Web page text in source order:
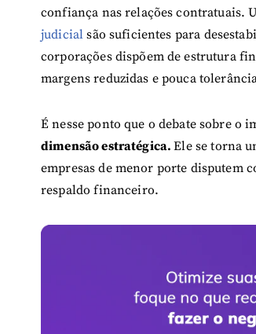
confiança nas relações contratuais.
judicial são suficientes para
corporações dispõem de estrutura
margens reduzidas e pouca
É nesse ponto que o debate sobre o
dimensão estratégica.Ele se torna
empresas de menor porte disputem
respaldo financeiro.